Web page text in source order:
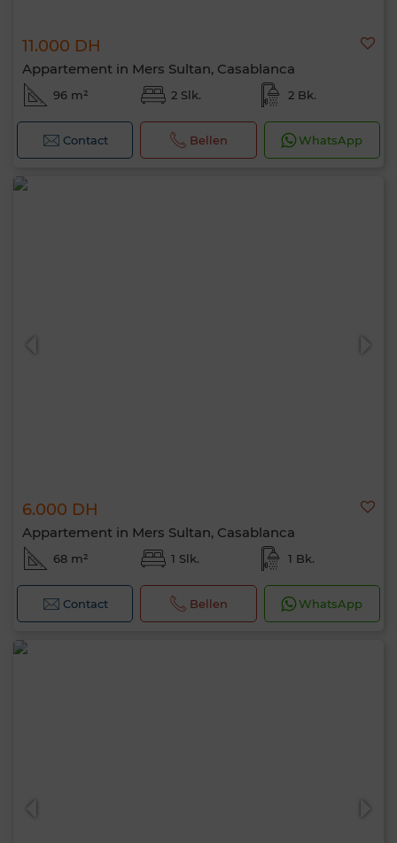
11.000 DH
Appartement in Mers Sultan, Casablanca
96 m² 2 Slk. 2 Bk.
Contact Bellen WhatsApp
6.000 DH
Appartement in Mers Sultan, Casablanca
68 m² 1 Slk. 1 Bk.
Contact Bellen WhatsApp